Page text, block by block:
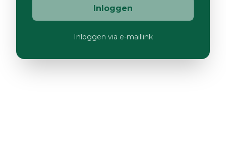
Inloggen
Inloggen via e-maillink